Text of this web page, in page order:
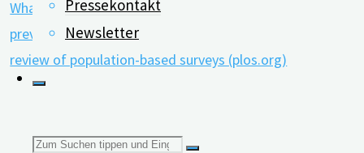
Pressekontakt
Newsletter
Suchen
What does the general public understand about
prevention and treatment of dementia? A systematic
review of population-based surveys (plos.org)